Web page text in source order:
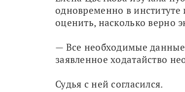
одновременно в институте
оценить, насколько верно
— Все необходимые
заявленное ходатайство
Судья с ней согласился.